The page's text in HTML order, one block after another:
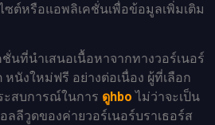
ซต์หรือแอพลิเคชั่นเพื่อข้อมูลเพิ่มเติม
นที่นำเสนอเนื้อหาจากทางวอร์เนอร์
หนังใหม่ฟรี อย่างต่อเนื่อง ผู้ที่เลือก
ะสบการณ์ในการ ดูhbo ไม่ว่าจะเป็น
ลีวูดของค่ายวอร์เนอร์บราเธอร์ส